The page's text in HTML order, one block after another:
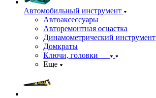
Автомобильный инструмент
Автоаксессуары
Авторемонтная оснастка
Динамометрический инструмент
Домкраты
Ключи, головки
Еще